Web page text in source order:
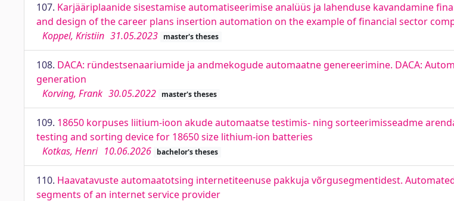
107. Karjääriplaanide sisestamise automatiseerimise analüüs ja lahenduse kavandamine
and design of the career plans insertion automation on the example of financial sector
Koppel, Kristiin 31.05.2023 master's theses
108. DACA: ründestsenaariumide ja andmekogude automaatne genereerimine. DACA:
generation
Korving, Frank 30.05.2022 master's theses
109. 18650 korpuses liitium-ioon akude automaatse testimis- ning sorteerimisseadme
testing and sorting device for 18650 size lithium-ion batteries
Kotkas, Henri 10.06.2026 bachelor's theses
110. Haavatavuste automaatotsing internetiteenuse pakkuja võrgusegmentidest.
segments of an internet service provider